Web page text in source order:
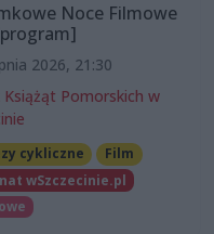
Noce Filmowe
2026, 21:30
Książąt Pomorskich w
cykliczne
Film
wSzczecinie.pl